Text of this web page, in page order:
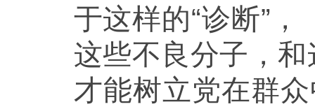
于这样的“诊断”
这些不良分子，
才能树立党在群